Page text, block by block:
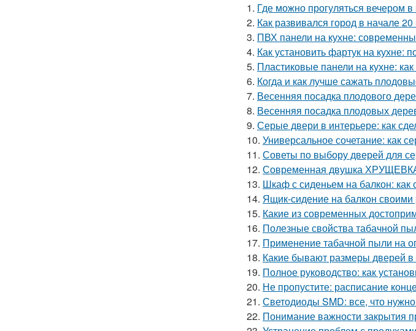
1. Где можно прогуляться вечером
2. Как развивался город в начале 20
3. ПВХ панели на кухне:
4. Как установить фартук на кухне:
5. Пластиковые панели на кухне:
6. Когда и как лучше сажать
7. Весенняя посадка плодового
8. Весенняя посадка плодовых
9. Серые двери в интерьере: как
10. Универсальное сочетание: как
11. Советы по выбору дверей для
12. Современная двушка ХРУЩЕВКА
13. Шкаф с сиденьем на балкон: как
14. Ящик-сидение на балкон
15. Какие из современных
16. Полезные свойства табачной
17. Применение табачной пыли на
18. Какие бывают размеры дверей
19. Полное руководство: как
20. Не пропустите: расписание
21. Светодиоды SMD: все, что
22. Понимание важности закрытия